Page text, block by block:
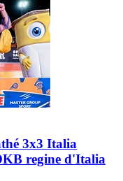
3x3 Italia
regine d'Italia